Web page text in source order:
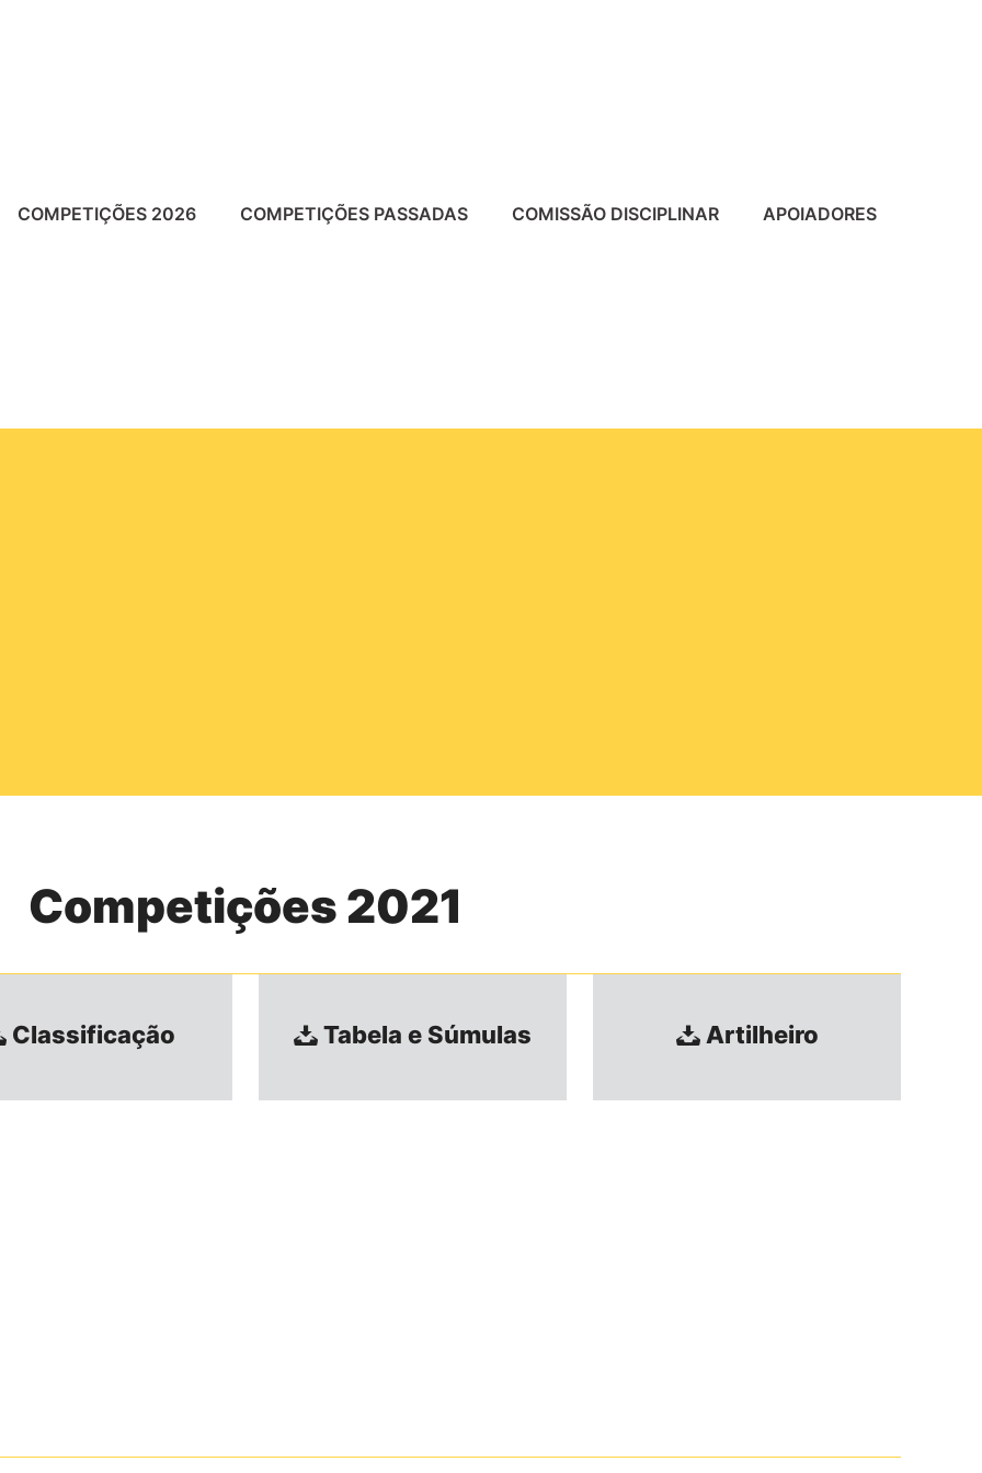
COMPETIÇÕES 2026 COMPETIÇÕES PASSADAS COMISSÃO DISCIPLINAR APOIADORES
Competições 2021
Classificação Tabela e Súmulas Artilheiro